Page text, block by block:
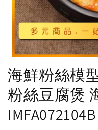
海鮮粉絲模
粉絲豆腐煲
IMFA072104B